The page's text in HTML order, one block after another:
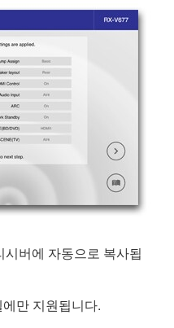
버에 자동으로 복사됩
만 지원됩니다.